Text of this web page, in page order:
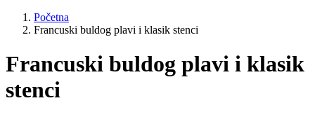
Početna
Francuski buldog plavi i klasik stenci
Francuski buldog plavi i klasik
stenci